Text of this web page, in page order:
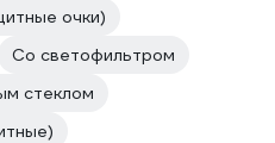
очки)
Со светофильтром
стеклом